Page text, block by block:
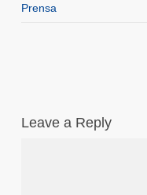
Prensa
Leave a Reply